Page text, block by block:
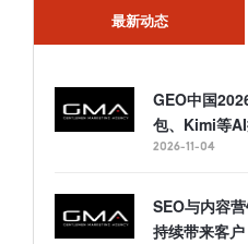
最新动态
GEO中国
包、Kimi等
2026-11-04
SEO与内容
持续带来客户